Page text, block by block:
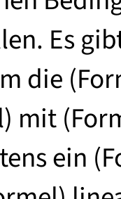
Es
die
mit
ein